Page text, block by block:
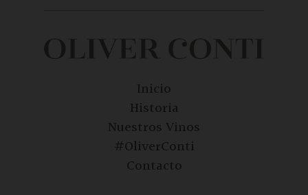
Inicio
Historia
Nuestros Vinos
#OliverConti
Contacto